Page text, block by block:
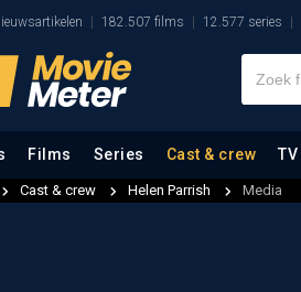
182.507 films 12.577 series
Films Series Cast & crew TV
Cast & crew Helen Parrish Media